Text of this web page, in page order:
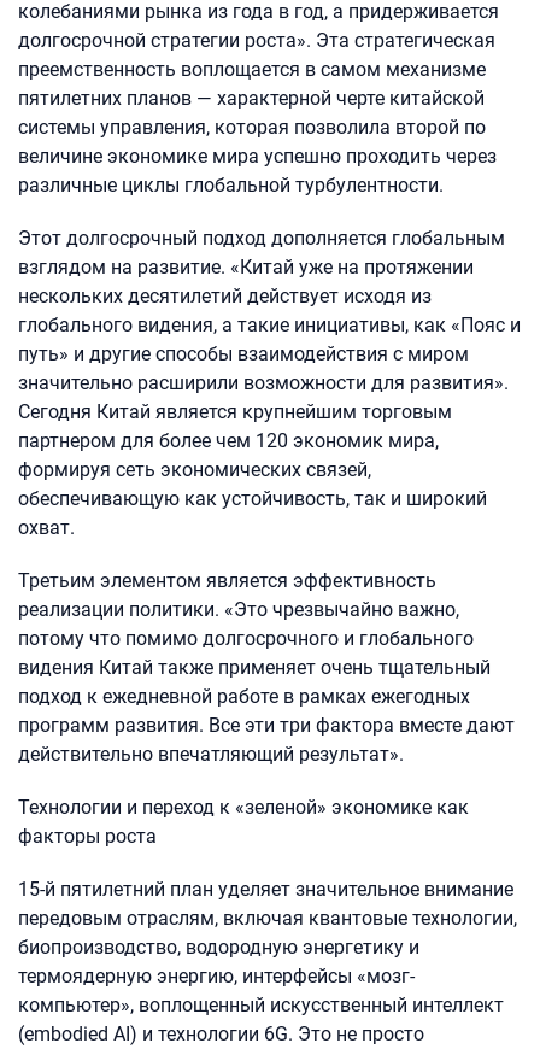
колебаниями рынка из года в год, а придерживается
долгосрочной стратегии роста». Эта стратегическая
преемственность воплощается в самом механизме
пятилетних планов — характерной черте китайской
системы управления, которая позволила второй по
величине экономике мира успешно проходить через
различные циклы глобальной турбулентности.
Этот долгосрочный подход дополняется глобальным
взглядом на развитие. «Китай уже на протяжении
нескольких десятилетий действует исходя из
глобального видения, а такие инициативы, как «Пояс и
путь» и другие способы взаимодействия с миром
значительно расширили возможности для развития».
Сегодня Китай является крупнейшим торговым
партнером для более чем 120 экономик мира,
формируя сеть экономических связей,
обеспечивающую как устойчивость, так и широкий
охват.
Третьим элементом является эффективность
реализации политики. «Это чрезвычайно важно,
потому что помимо долгосрочного и глобального
видения Китай также применяет очень тщательный
подход к ежедневной работе в рамках ежегодных
программ развития. Все эти три фактора вместе дают
действительно впечатляющий результат».
Технологии и переход к «зеленой» экономике как
факторы роста
15-й пятилетний план уделяет значительное внимание
передовым отраслям, включая квантовые технологии,
биопроизводство, водородную энергетику и
термоядерную энергию, интерфейсы «мозг-
компьютер», воплощенный искусственный интеллект
(embodied AI) и технологии 6G. Это не просто